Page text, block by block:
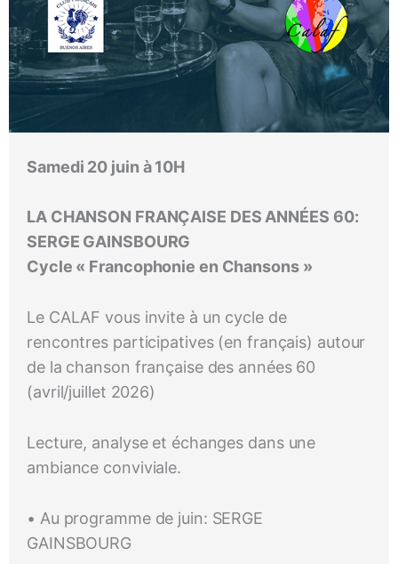
Samedi 20 juin à 10H
LA CHANSON FRANÇAISE DES ANNÉES 60:
SERGE GAINSBOURG
Cycle « Francophonie en Chansons »
Le CALAF vous invite à un cycle de
rencontres participatives (en français) autour
de la chanson française des années 60
(avril/juillet 2026)
Lecture, analyse et échanges dans une
ambiance conviviale.
• Au programme de juin: SERGE
GAINSBOURG